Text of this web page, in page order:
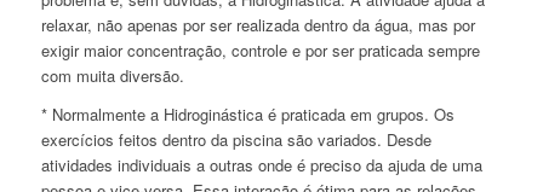
relaxar, não apenas por ser realizada dentro da água, mas por
exigir maior concentração, controle e por ser praticada sempre
com muita diversão.
* Normalmente a Hidroginástica é praticada em grupos. Os
exercícios feitos dentro da piscina são variados. Desde
atividades individuais a outras onde é preciso da ajuda de uma